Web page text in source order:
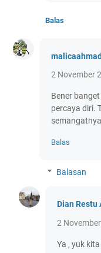
Balas
2 November
Bener
percaya diri.
semangatnya
Balas
Balasan
Dian Restu
2
Ya , yuk